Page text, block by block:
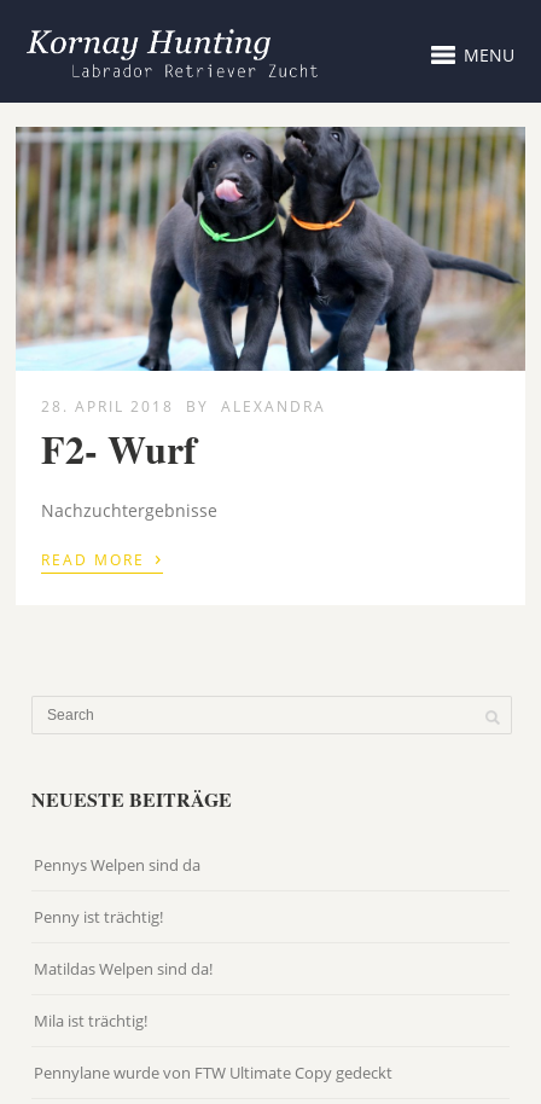
MENU
28. APRIL 2018 BY ALEXANDRA
F2- Wurf
Nachzuchtergebnisse
READ MORE ›
NEUESTE BEITRÄGE
Pennys Welpen sind da
Penny ist trächtig!
Matildas Welpen sind da!
Mila ist trächtig!
Pennylane wurde von FTW Ultimate Copy gedeckt